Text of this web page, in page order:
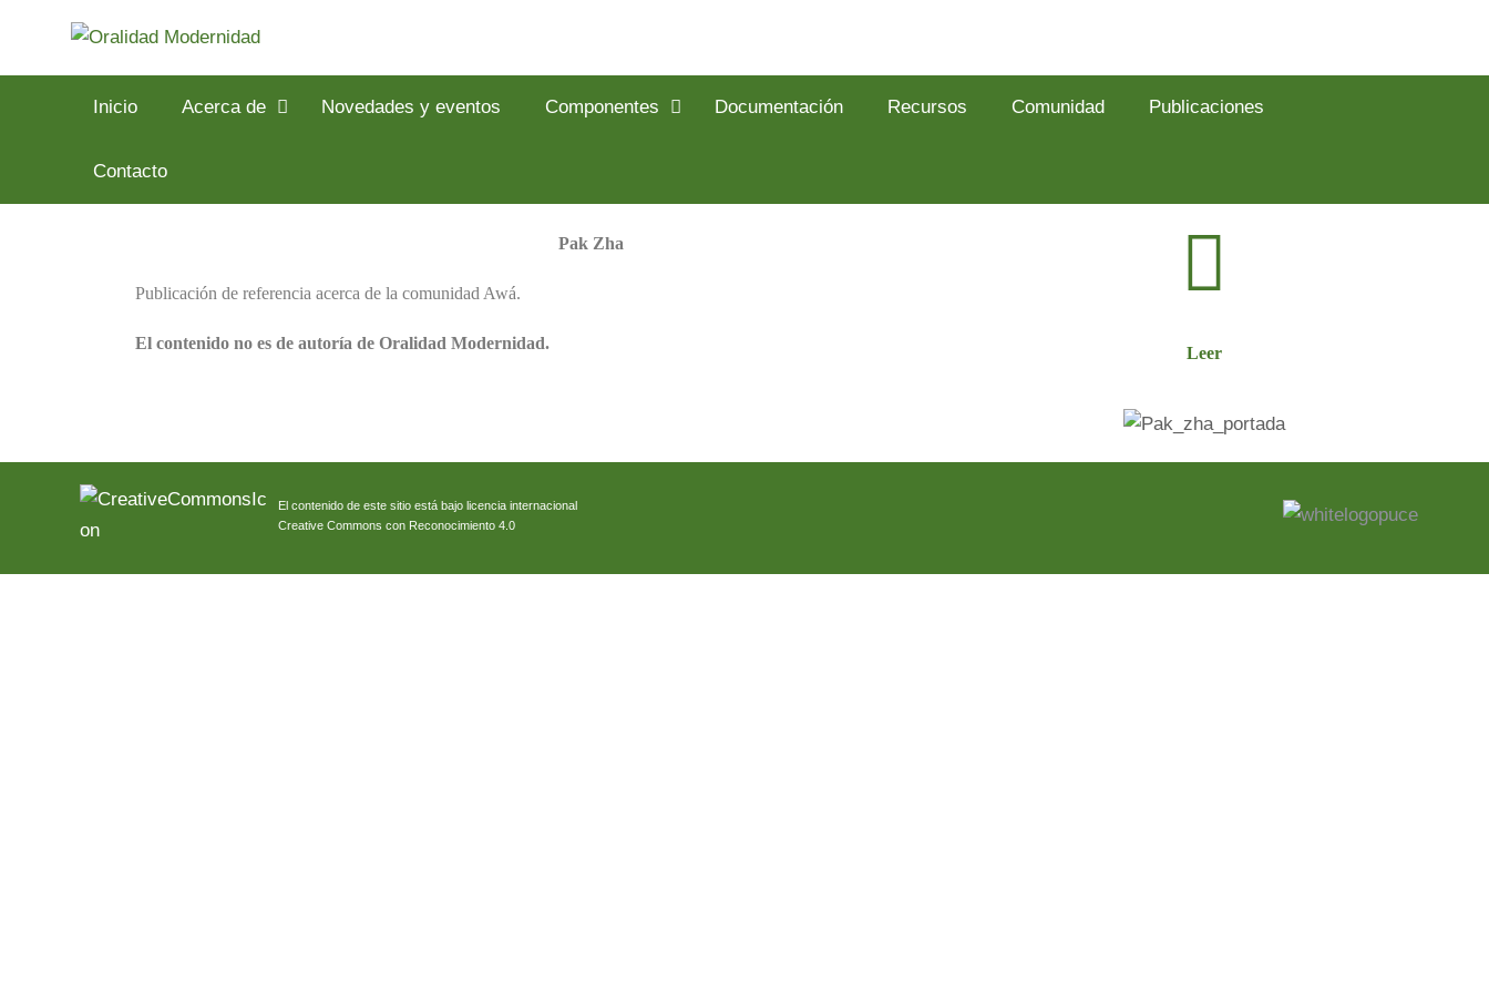
Inicio Acerca de Novedades y eventos Componentes Documentación Recursos Comunidad Publicaciones
Contacto
Pak Zha
Publicación de referencia acerca de la comunidad Awá.
El contenido no es de autoría de Oralidad Modernidad.
Leer
El contenido de este sitio está bajo licencia internacional
Creative Commons con Reconocimiento 4.0